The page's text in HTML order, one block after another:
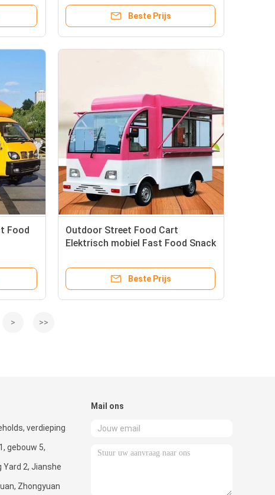
spanning
Beste Prijs
Food
Outdoor Street Food Cart
Elektrisch mobiel Fast Food Snack
Beste Prijs
> >>
verdieping
gebouw 5,
Yard 2, Jianshe
Zhongyuan
Mail ons